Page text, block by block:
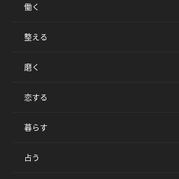
働く
整える
磨く
恋する
暮らす
占う